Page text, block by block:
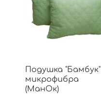
Подушка "Бамбук"
микрофибра
(МанОк)